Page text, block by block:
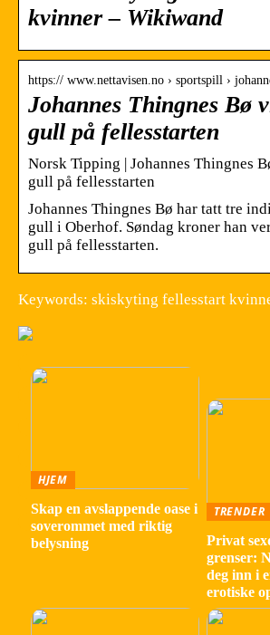
kvinner – Wikiwand
https:// www.nettavisen.no › sportspill ›
Johannes Thingnes Bø
gull på fellesstarten
Norsk Tipping | Johannes Thingnes
gull på fellesstarten
Johannes Thingnes Bø har tatt tre
gull i Oberhof. Søndag kroner han
gull på fellesstarten.
Keywords: skiskyting fellesstart
HJEM
Skap en avslappende oase i
soverommet med riktig
belysning
TRENDER
Privat
grenser:
deg inn i
erotiske